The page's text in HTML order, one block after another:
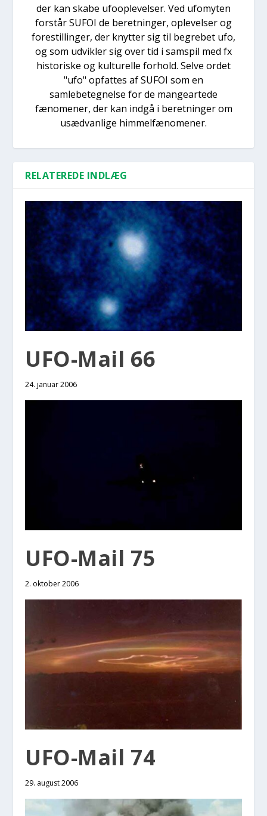
der kan skabe ufooplevelser. Ved ufomyten
forstår SUFOI de beretninger, oplevelser og
forestillinger, der knytter sig til begrebet ufo,
og som udvikler sig over tid i samspil med fx
historiske og kulturelle forhold. Selve ordet
"ufo" opfattes af SUFOI som en
samlebetegnelse for de mangeartede
fænomener, der kan indgå i beretninger om
usædvanlige himmelfænomener.
RELATEREDE INDLÆG
UFO-Mail 66
24. januar 2006
UFO-Mail 75
2. oktober 2006
UFO-Mail 74
29. august 2006